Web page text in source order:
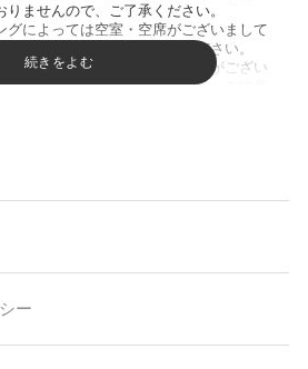
りませんので、ご了承ください。
グによっては空室・空席がございまして
合がございますのでご了承ください。
欄に幼児のお客様の人数入力枠がござい
してもご人数に反映致しません。ご注意
所にお越しなられても、お断りさせてい
予約が必要です。（予約のない乗下車地
バス乗車中のシートベルト着用が困難な
りご希望の乗下車地をお取りすることが
ー